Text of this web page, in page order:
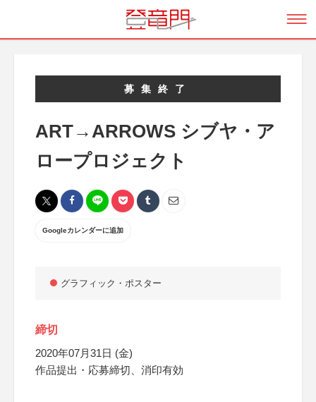
募集終了
ART→ARROWS シブヤ・ア
ロープロジェクト
Googleカレンダーに追加
グラフィック・ポスター
締切
2020年07月31日 (金)
作品提出・応募締切、消印有効